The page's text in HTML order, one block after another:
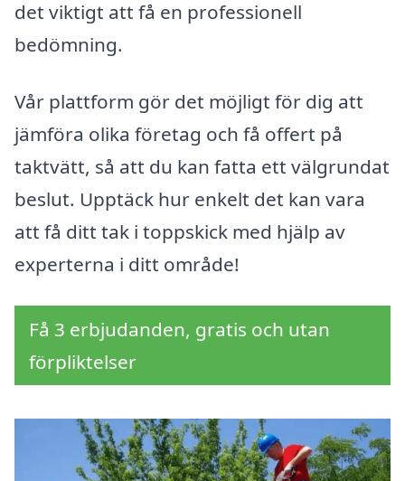
det viktigt att få en professionell
bedömning.
Vår plattform gör det möjligt för dig att
jämföra olika företag och få offert på
taktvätt, så att du kan fatta ett välgrundat
beslut. Upptäck hur enkelt det kan vara
att få ditt tak i toppskick med hjälp av
experterna i ditt område!
Få 3 erbjudanden, gratis och utan
förpliktelser